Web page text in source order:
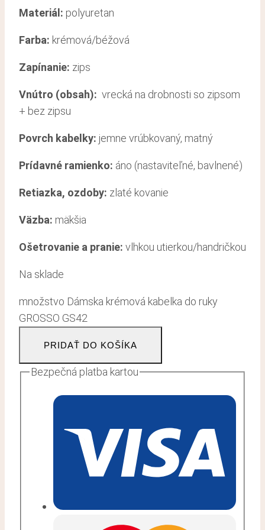
Materiál: polyuretan
Farba: krémová/béžová
Zapínanie: zips
Vnútro (obsah): vrecká na drobnosti so zipsom
+ bez zipsu
Povrch kabelky: jemne vrúbkovaný, matný
Prídavné ramienko: áno (nastaviteľné, bavlnené)
Retiazka, ozdoby: zlaté kovanie
Väzba: mäkšia
Ošetrovanie a pranie: vlhkou utierkou/handričkou
Na sklade
množstvo Dámska krémová kabelka do ruky
GROSSO GS42
PRIDAŤ DO KOŠÍKA
Bezpečná platba kartou